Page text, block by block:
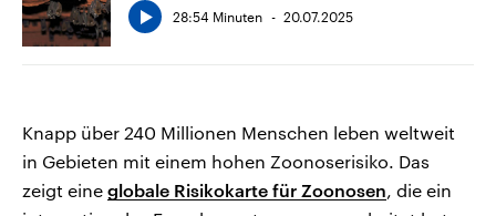
28:54 Minuten 20.07.2025
Knapp über 240 Millionen Menschen leben weltweit
in Gebieten mit einem hohen Zoonoserisiko. Das
zeigt eine globale Risikokarte für Zoonosen, die ein